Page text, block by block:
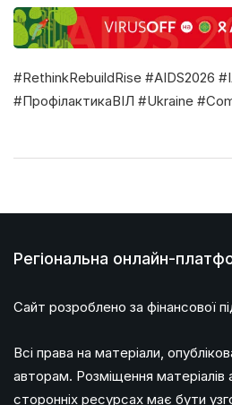
#RethinkRebuildRise #AIDS2026
#ПрофілактикаВІЛ #Ukraine
Регіональна онлайн-
Сайт розроблено за фінансової
Всі права на матеріали,
авторам. Розміщення матеріалів
сторонніх ресурсах має бути